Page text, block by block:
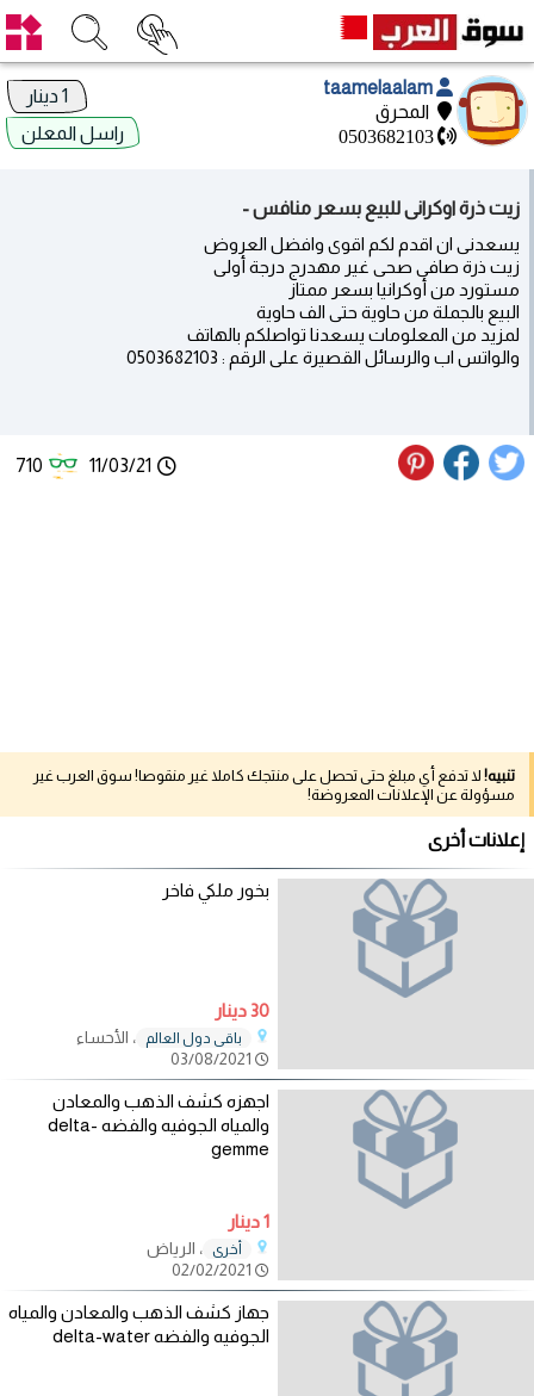
المحرق
0503682103
راسل المعلن
زيت ذرة اوكرانى للبيع بسعر منافس -
يسعدنى ان اقدم لكم اقوى وافضل العروض
زيت ذرة صافى صحى غير مهدرج درجة أولى
مستورد من أوكرانيا بسعر ممتاز
البيع بالجملة من حاوية حتى الف حاوية
لمزيد من المعلومات يسعدنا تواصلكم بالهاتف
والواتس اب والرسائل القصيرة على الرقم : 0503682103
11/03/21
710
تنبيه! لا تدفع أي مبلغ حتى تحصل على منتجك كاملا غير منقوصا! سوق العرب غير
مسؤولة عن الإعلانات المعروضة!
إعلانات أخرى
بخور ملكي فاخر
30 دينار
باقي دول العالم
، الأحساء
اجهزه كشف الذهب والمعادن
والمياه الجوفيه والفضه delta-
gemme
1 دينار
أخرى
، الرياض
جهاز كشف الذهب والمعادن والمياه
الجوفيه والفضه delta-water